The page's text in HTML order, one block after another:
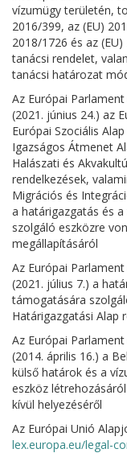
vízumügy területén,
2016/399, az (EU)
2018/1726 és az
tanácsi rendelet,
tanácsi határozat
Az Európai
(2021. június 24.) az
Európai Szociális
Igazságos Átmenet
Halászati és
rendelkezések,
Migrációs és
a határigazgatás és
szolgáló eszközre
megállapításáról
Az Európai
(2021. július 7.) a
támogatására
Határigazgatási Alap
Az Európai
(2014. április 16.) a
külső határok és a
eszköz
kívül helyezéséről
Az Európai Unió
lex.europa.eu/legal-